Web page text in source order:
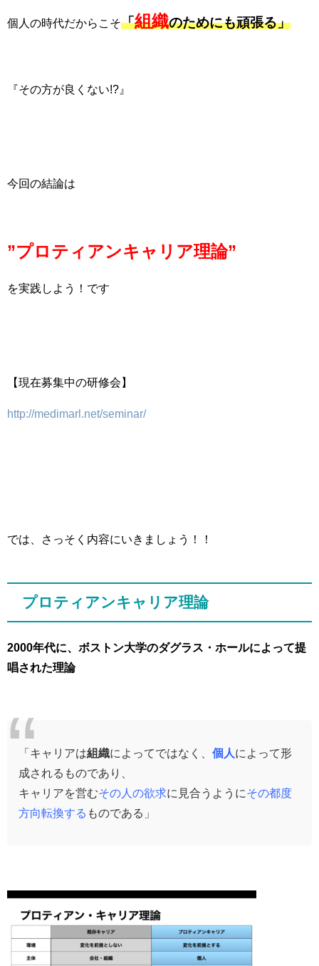
個人の時代だからこそ「組織のためにも頑張る」
『その方が良くない!?』
今回の結論は
”プロティアンキャリア理論”
を実践しよう！です
【現在募集中の研修会】
http://medimarl.net/seminar/
では、さっそく内容にいきましょう！！
プロティアンキャリア理論
2000年代に、ボストン大学のダグラス・ホールによって提
唱された理論
「キャリアは組織によってではなく、 個人 によって形
成されるものであり、
キャリアを営むその人の欲求に見合うようにその都度
方向転換する ものである」